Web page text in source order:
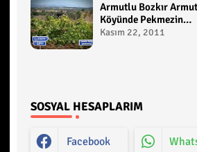
Armutlu Bozkır
Köyünde Pekmezin
Hikayesi:Gezen Bilir
Kasım 22, 2011
SOSYAL HESAPLARIM
Facebook